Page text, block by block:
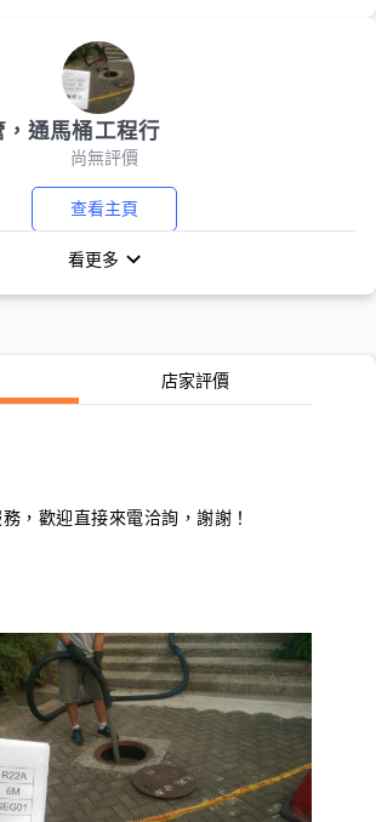
通馬桶工程行
尚無評價
查看主頁
看更多
店家評價
，歡迎直接來電洽詢，謝謝！